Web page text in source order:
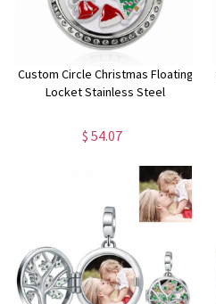
Custom Circle Christmas Floating
Locket Stainless Steel
$ 54.07